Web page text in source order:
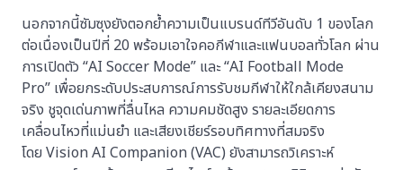
นอกจากนี้ซัมซุงยังตอกย้ำความเป็นแบรนด์ทีวีอันดับ 1 ของโลก
ต่อเนื่องเป็นปีที่ 20 พร้อมเอาใจคอกีฬาและแฟนบอลทั่วโลก ผ่าน
การเปิดตัว “AI Soccer Mode” และ “AI Football Mode
Pro” เพื่อยกระดับประสบการณ์การรับชมกีฬาให้ใกล้เคียงสนาม
จริง ชูจุดเด่นภาพที่ลื่นไหล ความคมชัดสูง รายละเอียดการ
เคลื่อนไหวที่แม่นยำ และเสียงเชียร์รอบทิศทางที่สมจริง
โดย Vision AI Companion (VAC) ยังสามารถวิเคราะห์